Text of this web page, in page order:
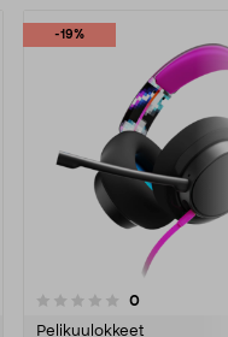
-19%
0arvostelut
Pelikuulokkeet
4.5viidestä